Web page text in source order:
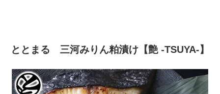
ととまる 三河みりん粕漬け【艶 -TSUYA-】